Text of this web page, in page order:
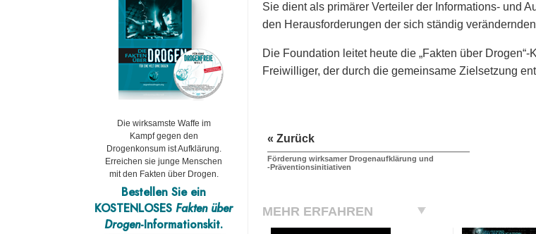
Sie dient als primärer Verteiler der Informations- und
den Herausforderungen der sich ständig
Die Foundation leitet heute die „Fakten über
Freiwilliger, der durch die gemeinsame Zielsetzung
« Zurück
Förderung wirksamer Drogenaufklärung und
-Präventionsinitiativen
MEHR ERFAHREN
Die wirksamste Waffe im
Kampf gegen den
Drogenkonsum ist Aufklärung.
Erreichen sie junge Menschen
mit den Fakten über Drogen.
Bestellen Sie ein
KOSTENLOSES Fakten über
Drogen-Informationskit.